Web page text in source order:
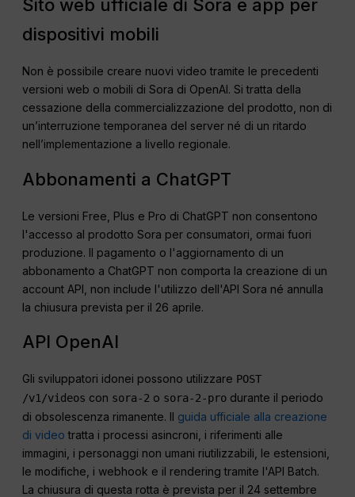
Sito web ufficiale di Sora e app per
dispositivi mobili
Non è possibile creare nuovi video tramite le precedenti
versioni web o mobili di Sora di OpenAI. Si tratta della
cessazione della commercializzazione del prodotto, non di
un’interruzione temporanea del server né di un ritardo
nell’implementazione a livello regionale.
Abbonamenti a ChatGPT
Le versioni Free, Plus e Pro di ChatGPT non consentono
l'accesso al prodotto Sora per consumatori, ormai fuori
produzione. Il pagamento o l'aggiornamento di un
abbonamento a ChatGPT non comporta la creazione di un
account API, non include l'utilizzo dell'API Sora né annulla
la chiusura prevista per il 26 aprile.
API OpenAI
Gli sviluppatori idonei possono utilizzare POST
/v1/videos con sora-2 o sora-2-pro durante il periodo
di obsolescenza rimanente. Il guida ufficiale alla creazione
di video tratta i processi asincroni, i riferimenti alle
immagini, i personaggi non umani riutilizzabili, le estensioni,
le modifiche, i webhook e il rendering tramite l'API Batch.
La chiusura di questa rotta è prevista per il 24 settembre